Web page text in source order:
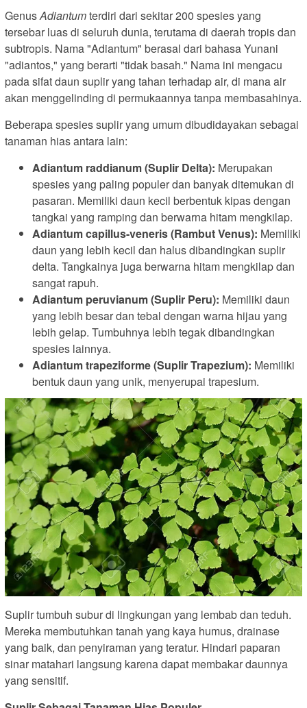
GenusAdiantumterdiri dari sekitar 200 spesies yang
tersebar luas di seluruh dunia, terutama di daerah tropis dan
subtropis. Nama "Adiantum" berasal dari bahasa Yunani
"adiantos," yang berarti "tidak basah." Nama ini mengacu
pada sifat daun suplir yang tahan terhadap air, di mana air
akan menggelinding di permukaannya tanpa membasahinya.
Beberapa spesies suplir yang umum dibudidayakan sebagai
tanaman hias antara lain:
Adiantum raddianum (Suplir Delta): Merupakan
spesies yang paling populer dan banyak ditemukan di
pasaran. Memiliki daun kecil berbentuk kipas dengan
tangkai yang ramping dan berwarna hitam mengkilap.
Adiantum capillus-veneris (Rambut Venus): Memiliki
daun yang lebih kecil dan halus dibandingkan suplir
delta. Tangkainya juga berwarna hitam mengkilap dan
sangat rapuh.
Adiantum peruvianum (Suplir Peru): Memiliki daun
yang lebih besar dan tebal dengan warna hijau yang
lebih gelap. Tumbuhnya lebih tegak dibandingkan
spesies lainnya.
Adiantum trapeziforme (Suplir Trapezium): Memiliki
bentuk daun yang unik, menyerupai trapesium.
Suplir tumbuh subur di lingkungan yang lembab dan teduh.
Mereka membutuhkan tanah yang kaya humus, drainase
yang baik, dan penyiraman yang teratur. Hindari paparan
sinar matahari langsung karena dapat membakar daunnya
yang sensitif.